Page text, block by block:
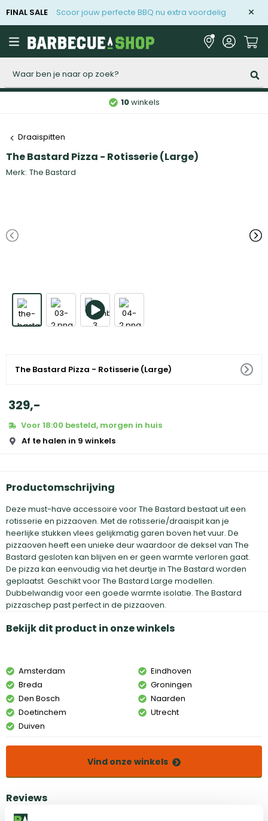
FINAL SALE Scoor jouw perfecte BBQ nu extra voordelig
10winkels
Draaispitten
The Bastard Pizza - Rotisserie (Large)
Merk: The Bastard
The Bastard Pizza - Rotisserie (Large)
329,-
Voor 18:00 besteld, morgen in huis
Af te halen in 9 winkels
Productomschrijving
Deze must-have accessoire voor The Bastard bestaat uit een
rotisserie en pizzaoven. Met de rotisserie/draaispit kan je
heerlijke stukken vlees gelijkmatig garen boven het vuur. De
pizzaoven heeft een unieke deur waardoor de deksel van The
Bastard gesloten kan blijven en er geen warmte verloren gaat.
De pizza kan eenvoudig via het deurtje in The Bastard worden
geplaatst. Geschikt voor The Bastard Large modellen.
Dubbelwandig voor een goede warmte isolatie. The Bastard
pizzaschep past perfect in de pizzaoven.
Bekijk dit product in onze winkels
Amsterdam
Breda
Den Bosch
Doetinchem
Duiven
Eindhoven
Groningen
Naarden
Utrecht
Vind onze winkels
Reviews